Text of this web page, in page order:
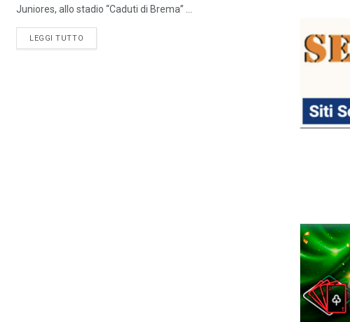
Juniores, allo stadio “Caduti di Brema” ...
LEGGI TUTTO